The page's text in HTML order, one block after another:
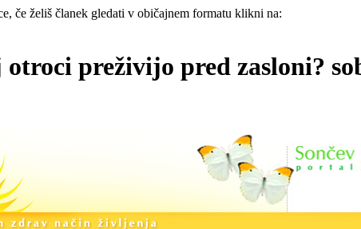
če želiš članek gledati v običajnem formatu klikni na:
preživijo pred zasloni?